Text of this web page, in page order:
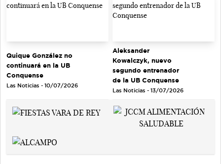
Quique González no
continuará en la UB
Conquense
Las Noticias - 10/07/2026
Aleksander
Kowalczyk, nuevo
segundo entrenador
de la UB Conquense
Las Noticias - 13/07/2026